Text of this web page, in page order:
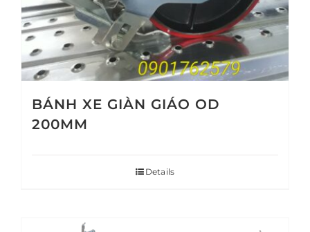
BÁNH XE GIÀN GIÁO OD
200MM
Details